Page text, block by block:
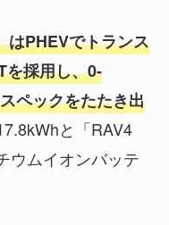
はPHEVでトランス
を採用し、0-
ペックをたたき出
と「RAV4
ウムイオンバッテ